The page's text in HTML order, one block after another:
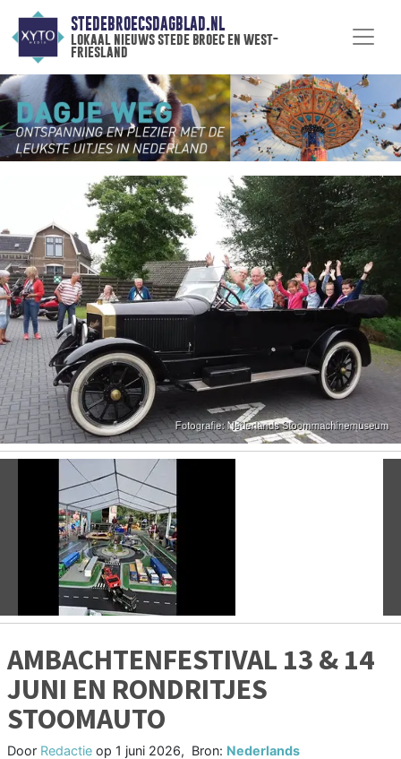
STEDEBROECSDAGBLAD.NL
lokaal nieuws stede broec en west-
friesland
AMBACHTENFESTIVAL 13 & 14
JUNI EN RONDRITJES
STOOMAUTO
Door Redactie op 1 juni 2026, Bron: Nederlands